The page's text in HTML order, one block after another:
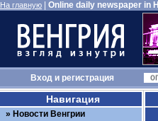
На главную Online daily newspaper in
Входи регистрация
Навигация
Новости Венгрии